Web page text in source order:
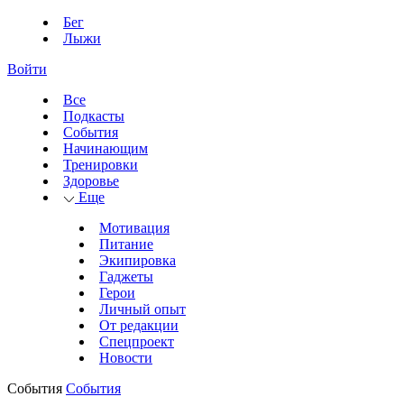
Бег
Лыжи
Войти
Все
Подкасты
События
Начинающим
Тренировки
Здоровье
Еще
Мотивация
Питание
Экипировка
Гаджеты
Герои
Личный опыт
От редакции
Спецпроект
Новости
События События